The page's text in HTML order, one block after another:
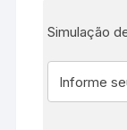
Simulação